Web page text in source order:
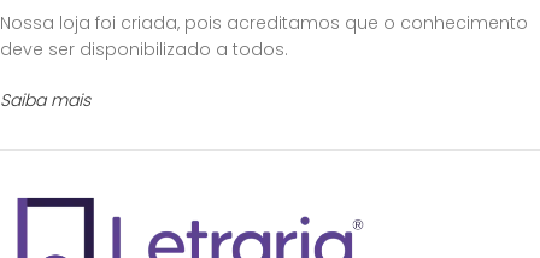
Nossa loja foi criada, pois acreditamos que o conhecimento
deve ser disponibilizado a todos.
Saiba mais